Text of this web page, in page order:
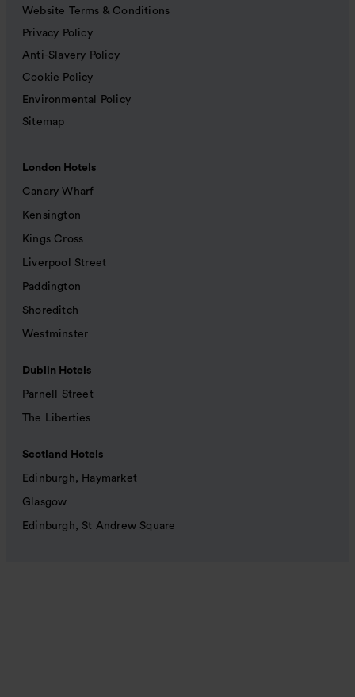
Website Terms & Conditions
Privacy Policy
Anti-Slavery Policy
Cookie Policy
Environmental Policy
Sitemap
London Hotels
Canary Wharf
Kensington
Kings Cross
Liverpool Street
Paddington
Shoreditch
Westminster
Dublin Hotels
Parnell Street
The Liberties
Scotland Hotels
Edinburgh, Haymarket
Glasgow
Edinburgh, St Andrew Square